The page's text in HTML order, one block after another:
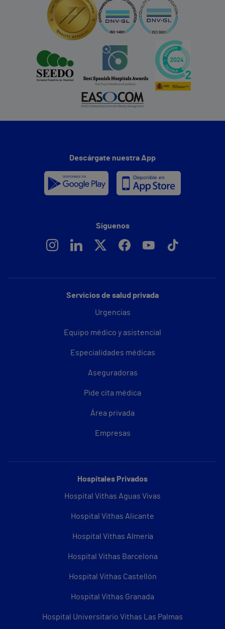
Servicios de salud privada
Urgencias
Equipo médico y asistencial
Especialidades médicas
Aseguradoras
Pide cita médica
Área privada
Empresas
Hospitales Privados
Hospital Vithas Aguas Vivas
Hospital Vithas Alicante
Hospital Vithas Almería
Hospital Vithas Barcelona
Hospital Vithas Castellón
Hospital Vithas Granada
Hospital Universitario Vithas Las Palmas
Descárgate nuestra App
Síguenos